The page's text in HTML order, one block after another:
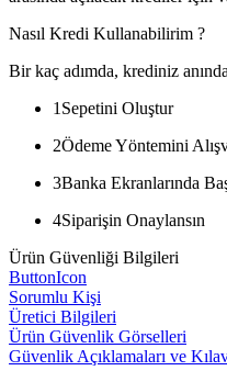
Nasıl Kredi Kullanabilirim ?
Bir kaç adımda, krediniz
1 Sepetini Oluştur
2Ödeme Yöntemini
3Banka Ekranlarında
4Siparişin Onaylansın
Ürün Güvenliği Bilgileri
ButtonIcon
Sorumlu Kişi
Üretici Bilgileri
Ürün Güvenlik Görselleri
Güvenlik Açıklamaları ve